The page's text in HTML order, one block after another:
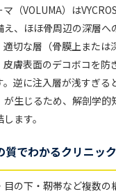
（VOLUMA）は
、ほほ骨周辺の深層へ
切な層（骨膜上または
皮膚表面のデコボコを防
。逆に注入層が浅すぎる
が生じるため、解剖学的
ます。
質でわかるクリニッ
の下・靭帯など複数の